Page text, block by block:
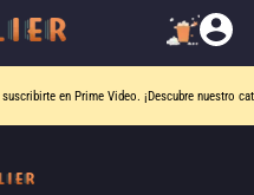
en Prime Video. ¡Descubre nuestro